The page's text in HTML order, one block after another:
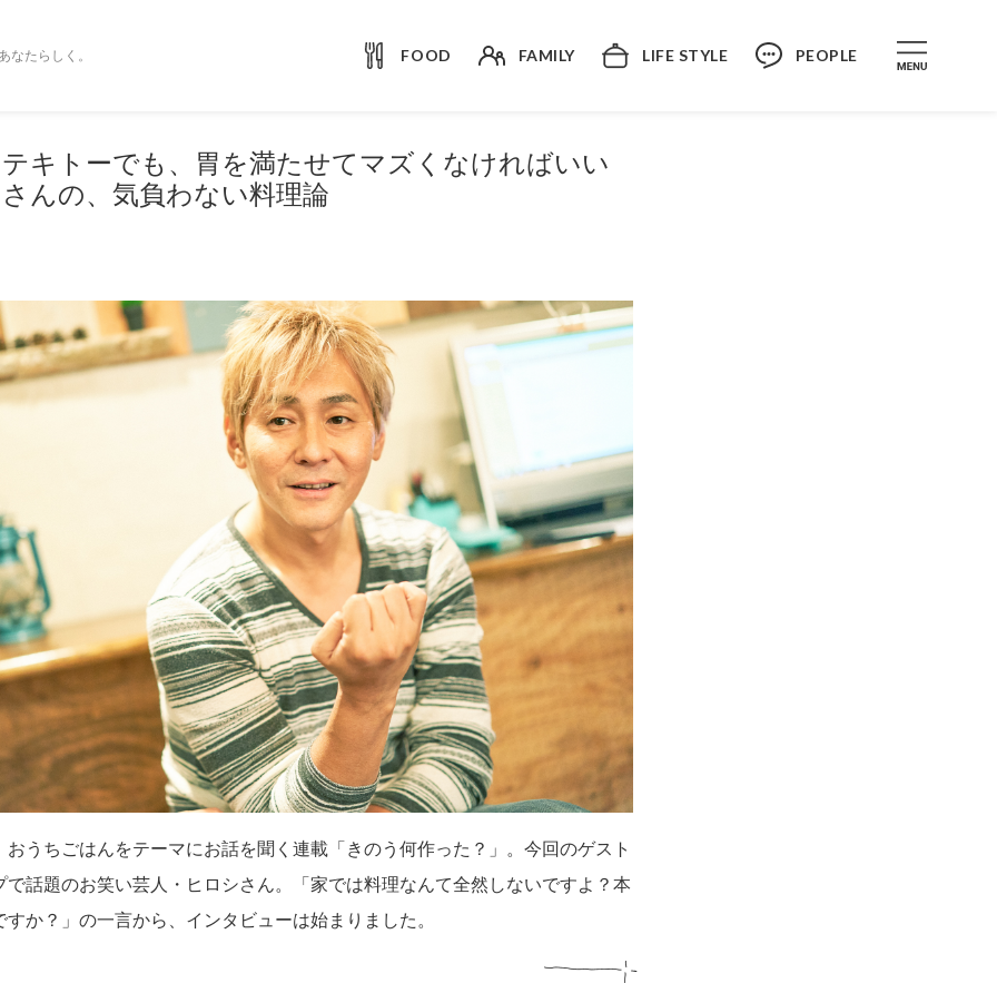
なたらしく。 FOOD FAMILY LIFE STYLE PEOPLE
キトーでも、胃を満たせてマズくなければいい
んの、気負わない料理論
おうちごはんをテーマにお話を聞く連載「きのう何作った？」。今回のゲスト
で話題のお笑い芸人・ヒロシさん。「家では料理なんて全然しないですよ？本
か？」の一言から、インタビューは始まりました。